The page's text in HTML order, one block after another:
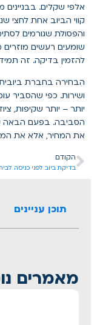
אלפי שקלים.
קווי הביוב אחת לחצי
והפסולת שגורמים
שומעים רעשים מוזרים
להזמין בדיקה. זה
ושירות. כפי שהסביר
יותר – יותר שקיפות,
הסביבה. בפעם הבאה
את המחיר, אלא את
הקודם
תוכן עניינים
מאמרים